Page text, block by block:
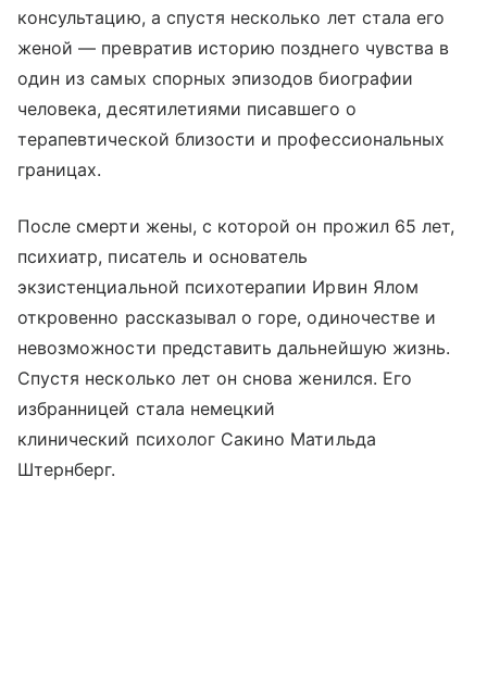
консультацию, а спустя несколько лет стала его
женой — превратив историю позднего чувства в
один из самых спорных эпизодов биографии
человека, десятилетиями писавшего о
терапевтической близости и профессиональных
границах.
После смерти жены, с которой он прожил 65 лет,
психиатр, писатель и основатель
экзистенциальной психотерапии Ирвин Ялом
откровенно рассказывал о горе, одиночестве и
невозможности представить дальнейшую жизнь.
Спустя несколько лет он снова женился. Его
избранницей стала немецкий
клинический психолог Сакино Матильда
Штернберг.